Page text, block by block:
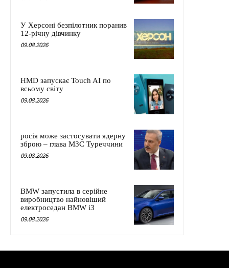
У Херсоні безпілотник поранив
12-річну дівчинку
09.08.2026
HMD запускає Touch AI по
всьому світу
09.08.2026
росія може застосувати ядерну
зброю – глава МЗС Туреччини
09.08.2026
BMW запустила в серійне
виробництво найновіший
електроседан BMW i3
09.08.2026